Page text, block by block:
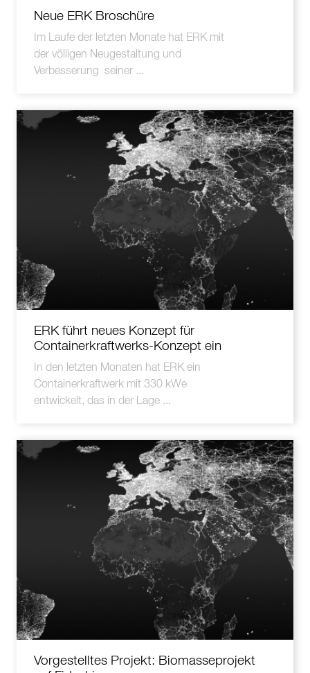
Neue ERK Broschüre
Im Laufe der letzten Monate hat ERK mit
der völligen Neugestaltung und
Verbesserung seiner ...
ERK führt neues Konzept für
Containerkraftwerks-Konzept ein
In den letzten Monaten hat ERK ein
Containerkraftwerk mit 330 kWe
entwickelt, das in der Lage ...
Vorgestelltes Projekt: Biomasseprojekt